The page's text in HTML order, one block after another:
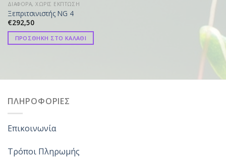
ΔΙΑΦΟΡΑ, ΧΩΡΙΣ ΕΚΠΤΩΣΗ
Ξεπριτσινιστής NG 4
€292,50
ΠΡΟΣΘΗΚΗ ΣΤΟ ΚΑΛΑΘΙ
ΠΛΗΡΟΦΟΡΙΕΣ
Επικοινωνία
Τρόποι Πληρωμής